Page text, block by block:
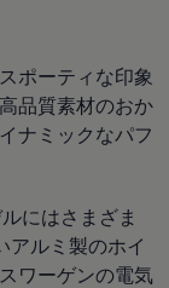
ポーティな印象
品質素材のおか
ナミックなパフ
にはさまざま
アルミ製のホイ
ワーゲンの電気